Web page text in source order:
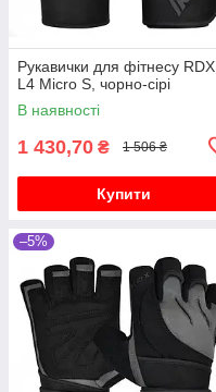
Рукавички для фітнесу RDX
L4 Micro S, чорно-сірі
В наявності
1 430,70 ₴ 1 506 ₴
Купити
–5%